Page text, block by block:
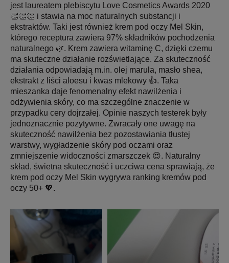
jest laureatem plebiscytu Love Cosmetics Awards 2020
👏👏👏 i stawia na moc naturalnych substancji i
ekstraktów. Taki jest również krem pod oczy Mel Skin,
którego receptura zawiera 97% składników pochodzenia
naturalnego 🌿. Krem zawiera witaminę C, dzięki czemu
ma skuteczne działanie rozświetlające. Za skuteczność
działania odpowiadają m.in. olej marula, masło shea,
ekstrakt z liści aloesu i kwas mlekowy 👍. Taka
mieszanka daje fenomenalny efekt nawilżenia i
odżywienia skóry, co ma szczególne znaczenie w
przypadku cery dojrzałej. Opinie naszych testerek były
jednoznacznie pozytywne. Zwracały one uwagę na
skuteczność nawilżenia bez pozostawiania tłustej
warstwy, wygładzenie skóry pod oczami oraz
zmniejszenie widoczności zmarszczek 😍. Naturalny
skład, świetna skuteczność i uczciwa cena sprawiają, że
krem pod oczy Mel Skin wygrywa ranking kremów pod
oczy 50+ 💖.